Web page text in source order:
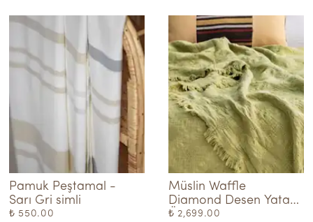
Pamuk Peştamal -
Sarı Gri simli
₺ 550.00
Müslin Waffle
Diamond Desen Yatak
Örtüsü - Yağ Yeşili
₺ 2,699.00